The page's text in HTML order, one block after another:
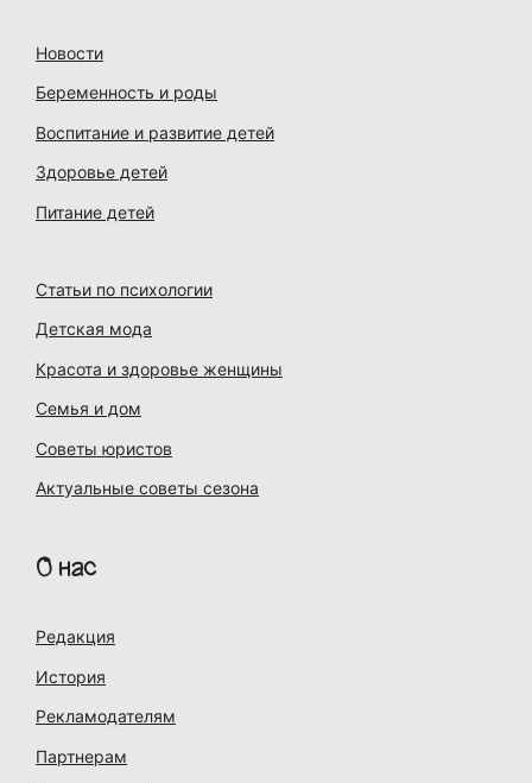
Новости
Беременность и роды
Воспитание и развитие детей
Здоровье детей
Питание детей
Статьи по психологии
Детская мода
Красота и здоровье женщины
Семья и дом
Советы юристов
Актуальные советы сезона
О нас
Редакция
История
Рекламодателям
Партнерам